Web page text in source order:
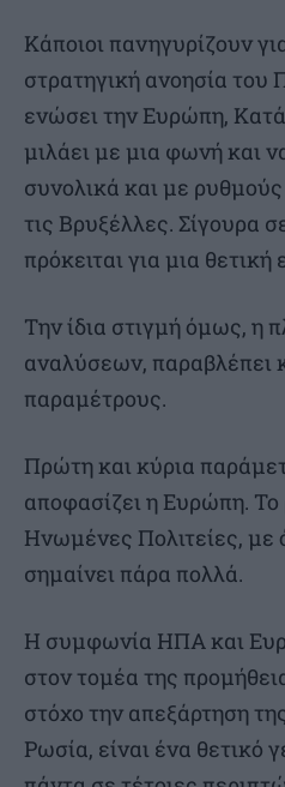
Κάποιοι πανηγυρίζουν
στρατηγική ανοησία του
ενώσει την Ευρώπη,
μιλάει με μια φωνή και
συνολικά και με
τις Βρυξέλλες. Σίγουρα
πρόκειται για μια θετική
Την ίδια στιγμή όμως, η
αναλύσεων, παραβλέπει
παραμέτρους.
Πρώτη και κύρια
αποφασίζει η Ευρώπη. Το
Ηνωμένες Πολιτείες, με
σημαίνει πάρα πολλά.
Η συμφωνία ΗΠΑ και
στον τομέα της
στόχο την απεξάρτηση
Ρωσία, είναι ένα θετικό